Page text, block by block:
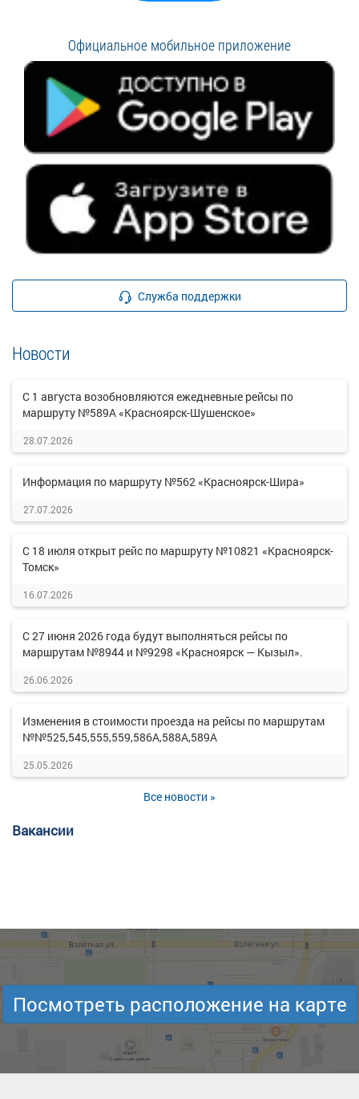
Официальное мобильное приложение
Служба поддержки
Новости
С 1 августа возобновляются ежедневные рейсы по
маршруту №589А «Красноярск-Шушенское»
28.07.2026
Информация по маршруту №562 «Красноярск-Шира»
27.07.2026
С 18 июля открыт рейс по маршруту №10821 «Красноярск-
Томск»
16.07.2026
С 27 июня 2026 года будут выполняться рейсы по
маршрутам №8944 и №9298 «Красноярск — Кызыл».
26.06.2026
Изменения в стоимости проезда на рейсы по маршрутам
№№525,545,555,559,586А,588А,589А
25.05.2026
Все новости »
Вакансии
Посмотреть расположение на карте